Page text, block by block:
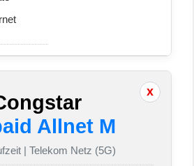
Allnet M
| Telekom Netz (5G)